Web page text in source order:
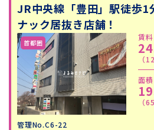
JR中央線「豊田」駅徒歩1
ナック居抜き店舗！
管理No.C6-22
賃料
（
面積
（